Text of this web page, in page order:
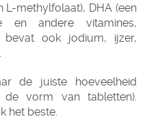
methylfolaat), DHA (een
en andere vitamines,
bevat ook jodium, ijzer,
de juiste hoeveelheid
vorm van tabletten).
het beste.